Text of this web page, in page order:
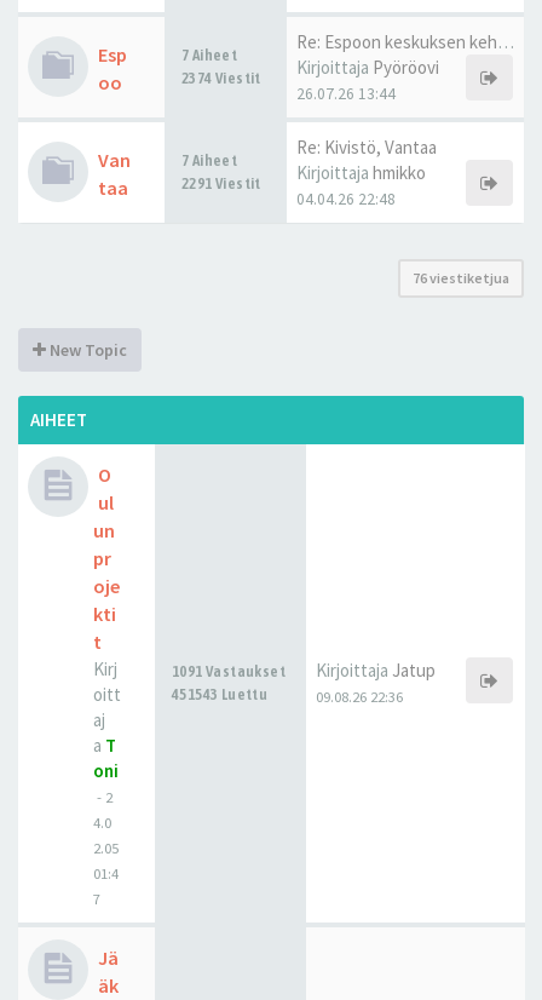
Esp
oo
7 Aiheet
2374 Viestit
Re: Espoon keskuksen kehitys
Kirjoittaja Pyöröovi
26.07.26 13:44
Van
taa
7 Aiheet
2291 Viestit
Re: Kivistö, Vantaa
Kirjoittaja hmikko
04.04.26 22:48
76 viestiketjua
New Topic
AIHEET
O
ul
un
pr
oje
kti
t
Kirj
oitt
aj
a T
oni
- 2
4.0
2.05
01:4
7
1091 Vastaukset
451543 Luettu
Kirjoittaja Jatup
09.08.26 22:36
Jä
äk